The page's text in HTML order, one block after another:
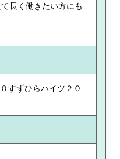
長く働きたい方にも
すずひらハイツ２０